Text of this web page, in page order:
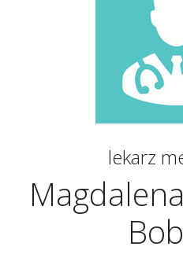
lekarz